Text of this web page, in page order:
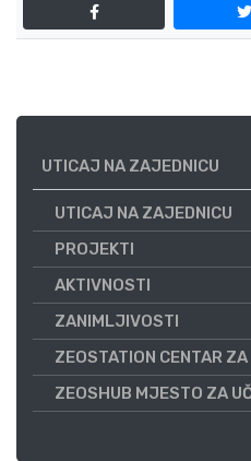
UTICAJ NA ZAJEDNICU
UTICAJ NA ZAJEDNICU
PROJEKTI
AKTIVNOSTI
ZANIMLJIVOSTI
ZEOSTATION CENTAR
ZEOSHUB MJESTO ZA